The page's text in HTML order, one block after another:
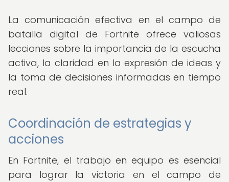
La comunicación efectiva en el campo de
batalla digital de Fortnite ofrece valiosas
lecciones sobre la importancia de la escucha
activa, la claridad en la expresión de ideas y
la toma de decisiones informadas en tiempo
real.
Coordinación de estrategias y
acciones
En Fortnite, el trabajo en equipo es esencial
para lograr la victoria en el campo de